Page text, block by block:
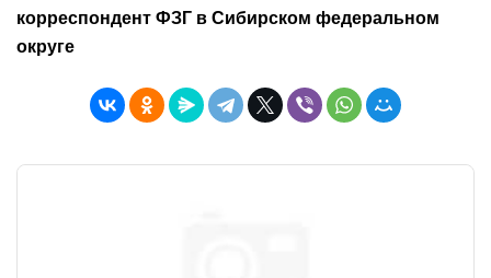
корреспондент ФЗГ в Сибирском федеральном
округе